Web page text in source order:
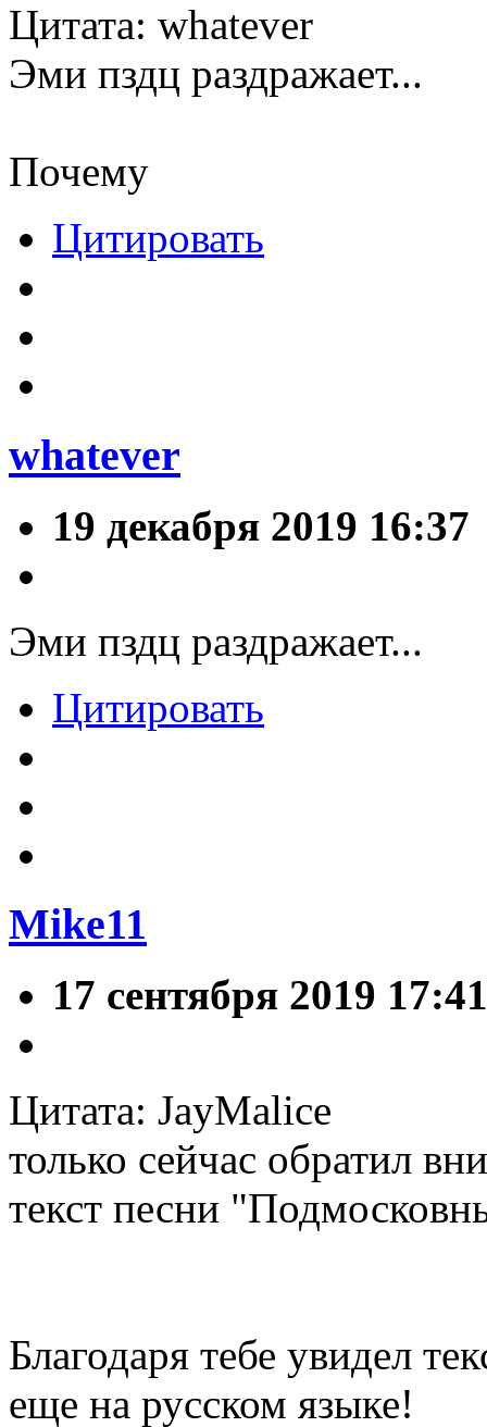
Цитата: whatever
Эми пздц раздражает...
Почему
Цитировать
whatever
19 декабря 2019 16:37
Эми пздц раздражает...
Цитировать
Mike11
17 сентября 2019 17:41
Цитата: JayMalice
только сейчас обратил
текст песни
Благодаря тебе увидел
еще на русском языке!